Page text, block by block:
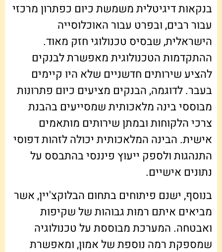
בנקאות דיגיטלית משמשת כיום כפתרון מרכזי
עבור רבים, ובפרט עבור האוכלוסייה
הישראלית, שבסיס טכנולוגי חזק מאוד.
ההתקדמות הטכנולוגית מאפשרת לבנקים
להציע שירותים חדשניים שלא היו קיימים
בעבר. לדוגמה, הבנקים מציעים כיום פתרונות
מבוססי בינה מלאכותית שמסייעים בהבנת
צרכי הלקוחות ובמתן שירותים מותאמים
אישית. הבינה המלאכותית יכולה לזהות דפוסי
התנהגות ולספק ייעוץ פיננסי בהתבסס על
נתונים אישיים.
בנוסף, ישנם פיתוחים בתחום הבלוקצ'יין, אשר
מביאים איתם רמות גבוהות של שקיפות
ואבטחה. המערכת מבוססת על טכנולוגיה
שמספקת רמה נוספת של אמון, ומאפשרת